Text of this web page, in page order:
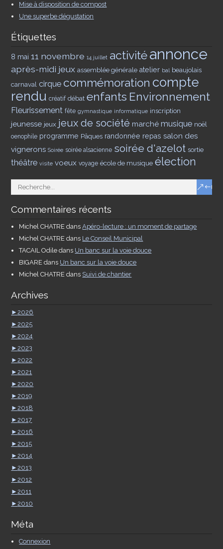
Mise à disposition de compost
Une superbe dégustation
Étiquettes
8 mai 11 novembre 14 juillet activitéannonce
après-midi jeux assemblée générale atelier bal beaujolais
carnaval cirque commémoration compte
rendu créatif débat enfants Environnement
Fleurissement fête gymnastique informatique inscription
jeunesse jeux jeux de société marché musique noël
oenophile programme Pâques randonnée repas salon des
vignerons Soirée soirée alsacienne soirée d'azelot sortie
théâtre visite voeux voyage école de musique élection
Commentaires récents
Michel CHATRE dansApéro-lecture : un moment de partage
Michel CHATRE dans Le Conseil Municipal
TACAIL Odile dans Un banc sur la voie douce
BIGARE dans Un banc sur la voie douce
Michel CHATRE dans Suivi de chantier
Archives
►2026
►2025
►2024
►2023
►2022
►2021
►2020
►2019
►2018
►2017
►2016
►2015
►2014
►2013
►2012
►2011
►2010
Méta
Connexion